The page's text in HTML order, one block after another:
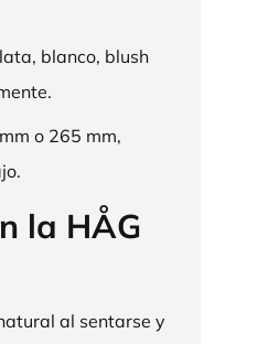
blanco, blush
o 265 mm,
la HÅG
al sentarse y